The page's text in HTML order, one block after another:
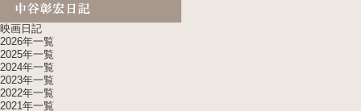
映画日記
2026年一覧
2025年一覧
2024年一覧
2023年一覧
2022年一覧
2021年一覧